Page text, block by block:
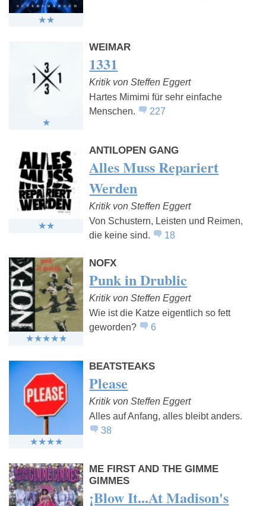
WEIMAR
1331
Kritik von Steffen Eggert
Hartes Mimimi für sehr einfache
Menschen.
227
ANTILOPEN GANG
Alles Muss Repariert
Werden
Kritik von Steffen Eggert
Von Schustern, Leisten und Reimen,
die keine sind.
18
NOFX
Punk in Drublic
Kritik von Steffen Eggert
Wie ist die Katze eigentlich so fett
geworden?
6
BEATSTEAKS
Please
Kritik von Steffen Eggert
Alles auf Anfang, alles bleibt anders.
38
ME FIRST AND THE GIMME
GIMMES
¡Blow It...At Madison's